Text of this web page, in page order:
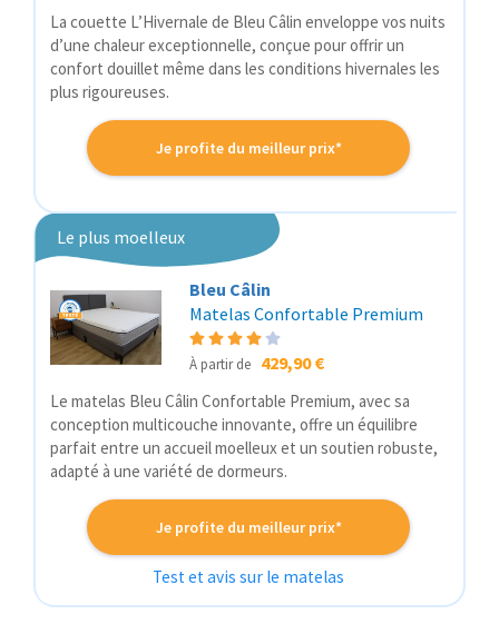
La couette L’Hivernale de Bleu Câlin enveloppe vos nuits
d’une chaleur exceptionnelle, conçue pour offrir un
confort douillet même dans les conditions hivernales les
plus rigoureuses.
Je profite du meilleur prix*
Le plus moelleux
Bleu Câlin
Matelas Confortable Premium
À partir de 429,90 €
Le matelas Bleu Câlin Confortable Premium, avec sa
conception multicouche innovante, offre un équilibre
parfait entre un accueil moelleux et un soutien robuste,
adapté à une variété de dormeurs.
Je profite du meilleur prix*
Test et avis sur le matelas